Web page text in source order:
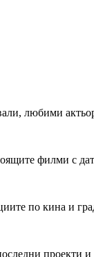
любими
филми с
по кина и
проекти